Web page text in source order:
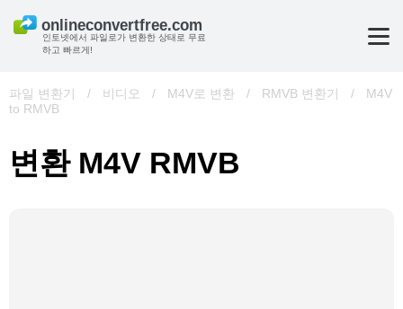
인토넷에서 파일로가 변환한 상태로 무료
하고 빠르게!
파일 변환기 / 비디오 / M4V로 변환 / RMVB 변환기 /
M4V
to RMVB
변환 M4V RMVB